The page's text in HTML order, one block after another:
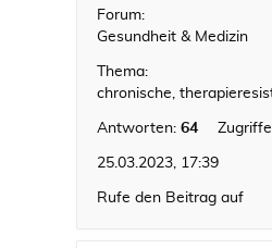
Forum:
Gesundheit & Medizin
Thema:
chronische,
Antworten: 64
25.03.2023, 17:39
Rufe den Beitrag auf